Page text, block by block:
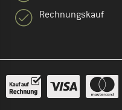
Rechnungskauf